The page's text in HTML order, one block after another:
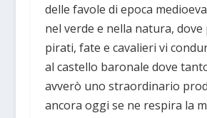
delle favole di epoca
nel verde e nella natura, dove
pirati, fate e cavalieri vi
al castello baronale dove
avverò uno straordinario
ancora oggi se ne respira la